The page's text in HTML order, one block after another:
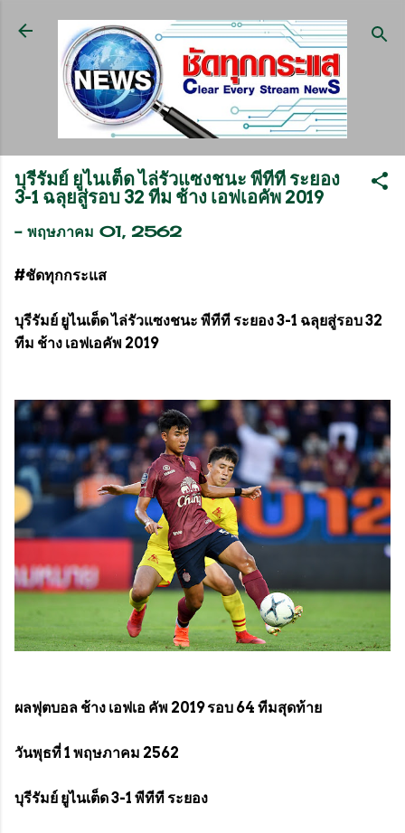
ข้ามไปที่เนื้อหาหลัก
บุรีรัมย์ ยูไนเต็ด ไล่รัวแซงชนะ พีทีที ระยอง
3-1 ฉลุยสู่รอบ 32 ทีม ช้าง เอฟเอคัพ 2019
- พฤษภาคม 01, 2562
#ชัดทุกกระแส
บุรีรัมย์ ยูไนเต็ด ไล่รัวแซงชนะ พีทีที ระยอง 3-1 ฉลุยสู่รอบ 32
ทีม ช้าง เอฟเอคัพ 2019
ผลฟุตบอล ช้าง เอฟเอ คัพ 2019 รอบ 64 ทีมสุดท้าย
วันพุธที่ 1 พฤษภาคม 2562
บุรีรัมย์ ยูไนเต็ด 3-1 พีทีที ระยอง